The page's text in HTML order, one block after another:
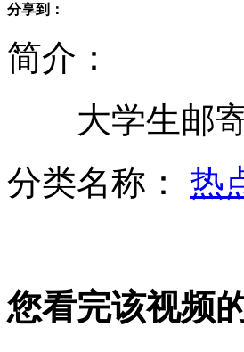
钓鱼岛地图和白皮书备受市民追
分享到：
简介：
大学生邮寄
分类名称： 热
您看完该视频